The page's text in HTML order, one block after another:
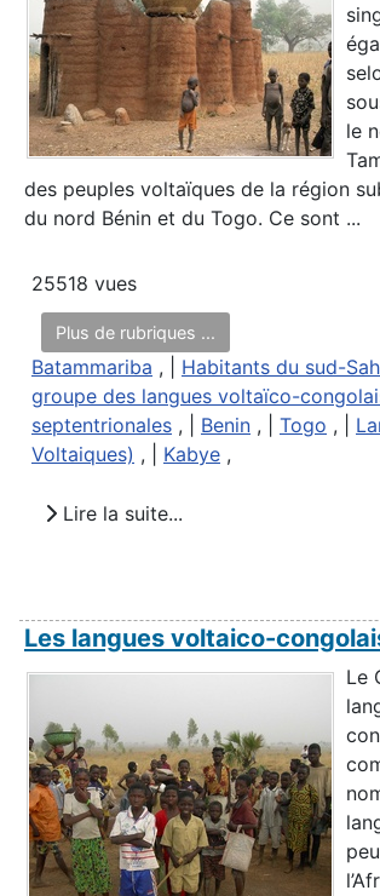
le
des peuples voltaïques de la région
du nord Bénin et du Togo. Ce sont ...
25518 vues
Plus de rubriques ...
Batammariba , | Habitants du sud-
groupe des langues voltaïco-
septentrionales , | Benin , | Togo , |
Voltaiques) , | Kabye ,
Lire la suite...
Les langues voltaico-
Le